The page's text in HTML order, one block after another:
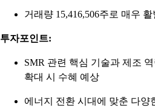
거래량 15,416,506주로 매우
투자포인트:
SMR 관련 핵심 기술과 제조
확대 시 수혜 예상
에너지 전환 시대에 맞춘 다양